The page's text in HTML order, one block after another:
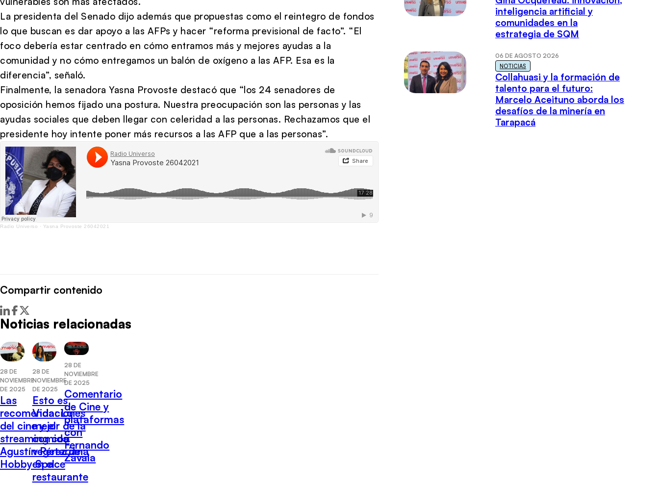
La presidenta del Senado dijo además que propuestas como el reintegro de fondos
lo que buscan es dar apoyo a las AFPs y hacer “reforma previsional de facto”. “El
foco debería estar centrado en cómo entramos más y mejores ayudas a la
comunidad y no cómo entregamos un balón de oxígeno a las AFP. Esa es la
diferencia”, señaló.
Finalmente, la senadora Yasna Provoste destacó que “los 24 senadores de
oposición hemos fijado una postura. Nuestra preocupación son las personas y las
ayudas sociales que deben llegar con celeridad a las personas. Rechazamos que el
presidente hoy intente poner más recursos a las AFP que a las personas”.
Radio Universo · Yasna Provoste 26042021
Compartir contenido
Noticias relacionadas
28 DE
NOVIEMBRE
DE 2025
Las
recomendaciones
del cine y el
streaming con
Agustín Pérez de
Hobby Space
28 DE
NOVIEMBRE
DE 2025
Esto es
Vida: Lo
mejor de la
comida
vegetariana
en el
restaurante
28 DE
NOVIEMBRE
DE 2025
Comentario
de Cine y
plataformas
con
Fernando
Zavala
inteligencia artificial y
comunidades en la
estrategia de SQM
06 DE AGOSTO 2026
NOTICIAS
Collahuasi y la formación de
talento para el futuro:
Marcelo Aceituno aborda los
desafíos de la minería en
Tarapacá